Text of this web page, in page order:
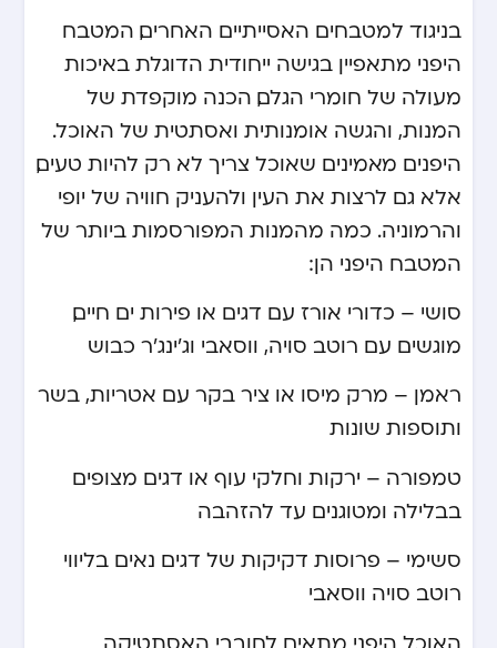
בניגוד למטבחים האסייתיים האחרים, המטבח
היפני מתאפיין בגישה ייחודית הדוגלת באיכות
מעולה של חומרי הגלם, הכנה מוקפדת של
המנות, והגשה אומנותית ואסתטית של האוכל.
היפנים מאמינים שאוכל צריך לא רק להיות טעים,
אלא גם לרצות את העין ולהעניק חוויה של יופי
והרמוניה. כמה מהמנות המפורסמות ביותר של
המטבח היפני הן:
סושי – כדורי אורז עם דגים או פירות ים חיים,
מוגשים עם רוטב סויה, ווסאבי וג’ינג’ר כבוש
ראמן – מרק מיסו או ציר בקר עם אטריות, בשר
ותוספות שונות
טמפורה – ירקות וחלקי עוף או דגים מצופים
בבלילה ומטוגנים עד להזהבה
סשימי – פרוסות דקיקות של דגים נאים בליווי
רוטב סויה ווסאבי
האוכל היפני מתאים לחובבי האסתטיקה